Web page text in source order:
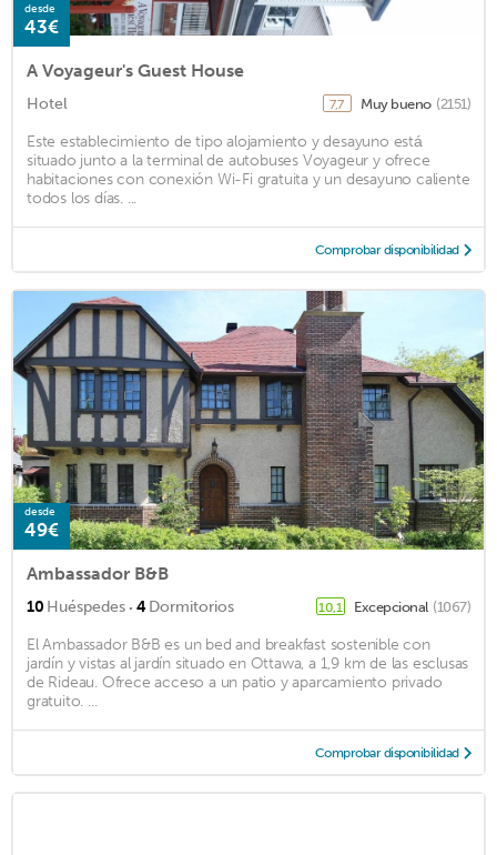
desde
43€
A Voyageur's Guest House
Hotel 7,7 Muy bueno (2151)
Este establecimiento de tipo alojamiento y desayuno está
situado junto a la terminal de autobuses Voyageur y ofrece
habitaciones con conexión Wi-Fi gratuita y un desayuno caliente
todos los días. ...
Comprobar disponibilidad
desde
49€
Ambassador B&B
10 Huéspedes · 4Dormitorios 10,1 Excepcional (1067)
El Ambassador B&B es un bed and breakfast sostenible con
jardín y vistas al jardín situado en Ottawa, a 1,9 km de las esclusas
de Rideau. Ofrece acceso a un patio y aparcamiento privado
gratuito. ...
Comprobar disponibilidad